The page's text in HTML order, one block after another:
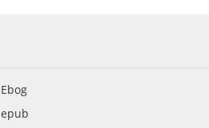
Ebog
epub